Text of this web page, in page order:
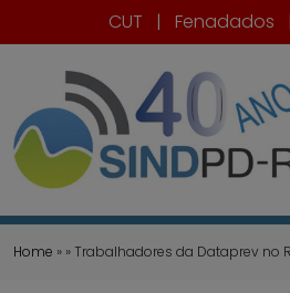
CUT | Fenadados
Home » » Trabalhadores da Dataprev